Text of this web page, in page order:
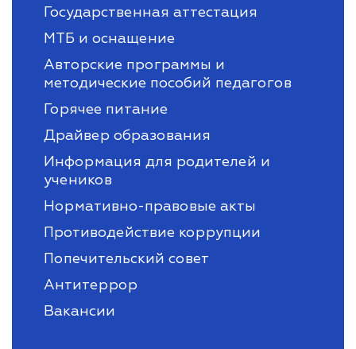
Государственная аттестация
МТБ и оснащение
Авторские программы и
методические пособий педагогов
Горячее питание
Драйвер образования
Информация для родителей и
учеников
Нормативно-правовые акты
Противодействие коррупции
Попечительский совет
Антитеррор
Вакансии